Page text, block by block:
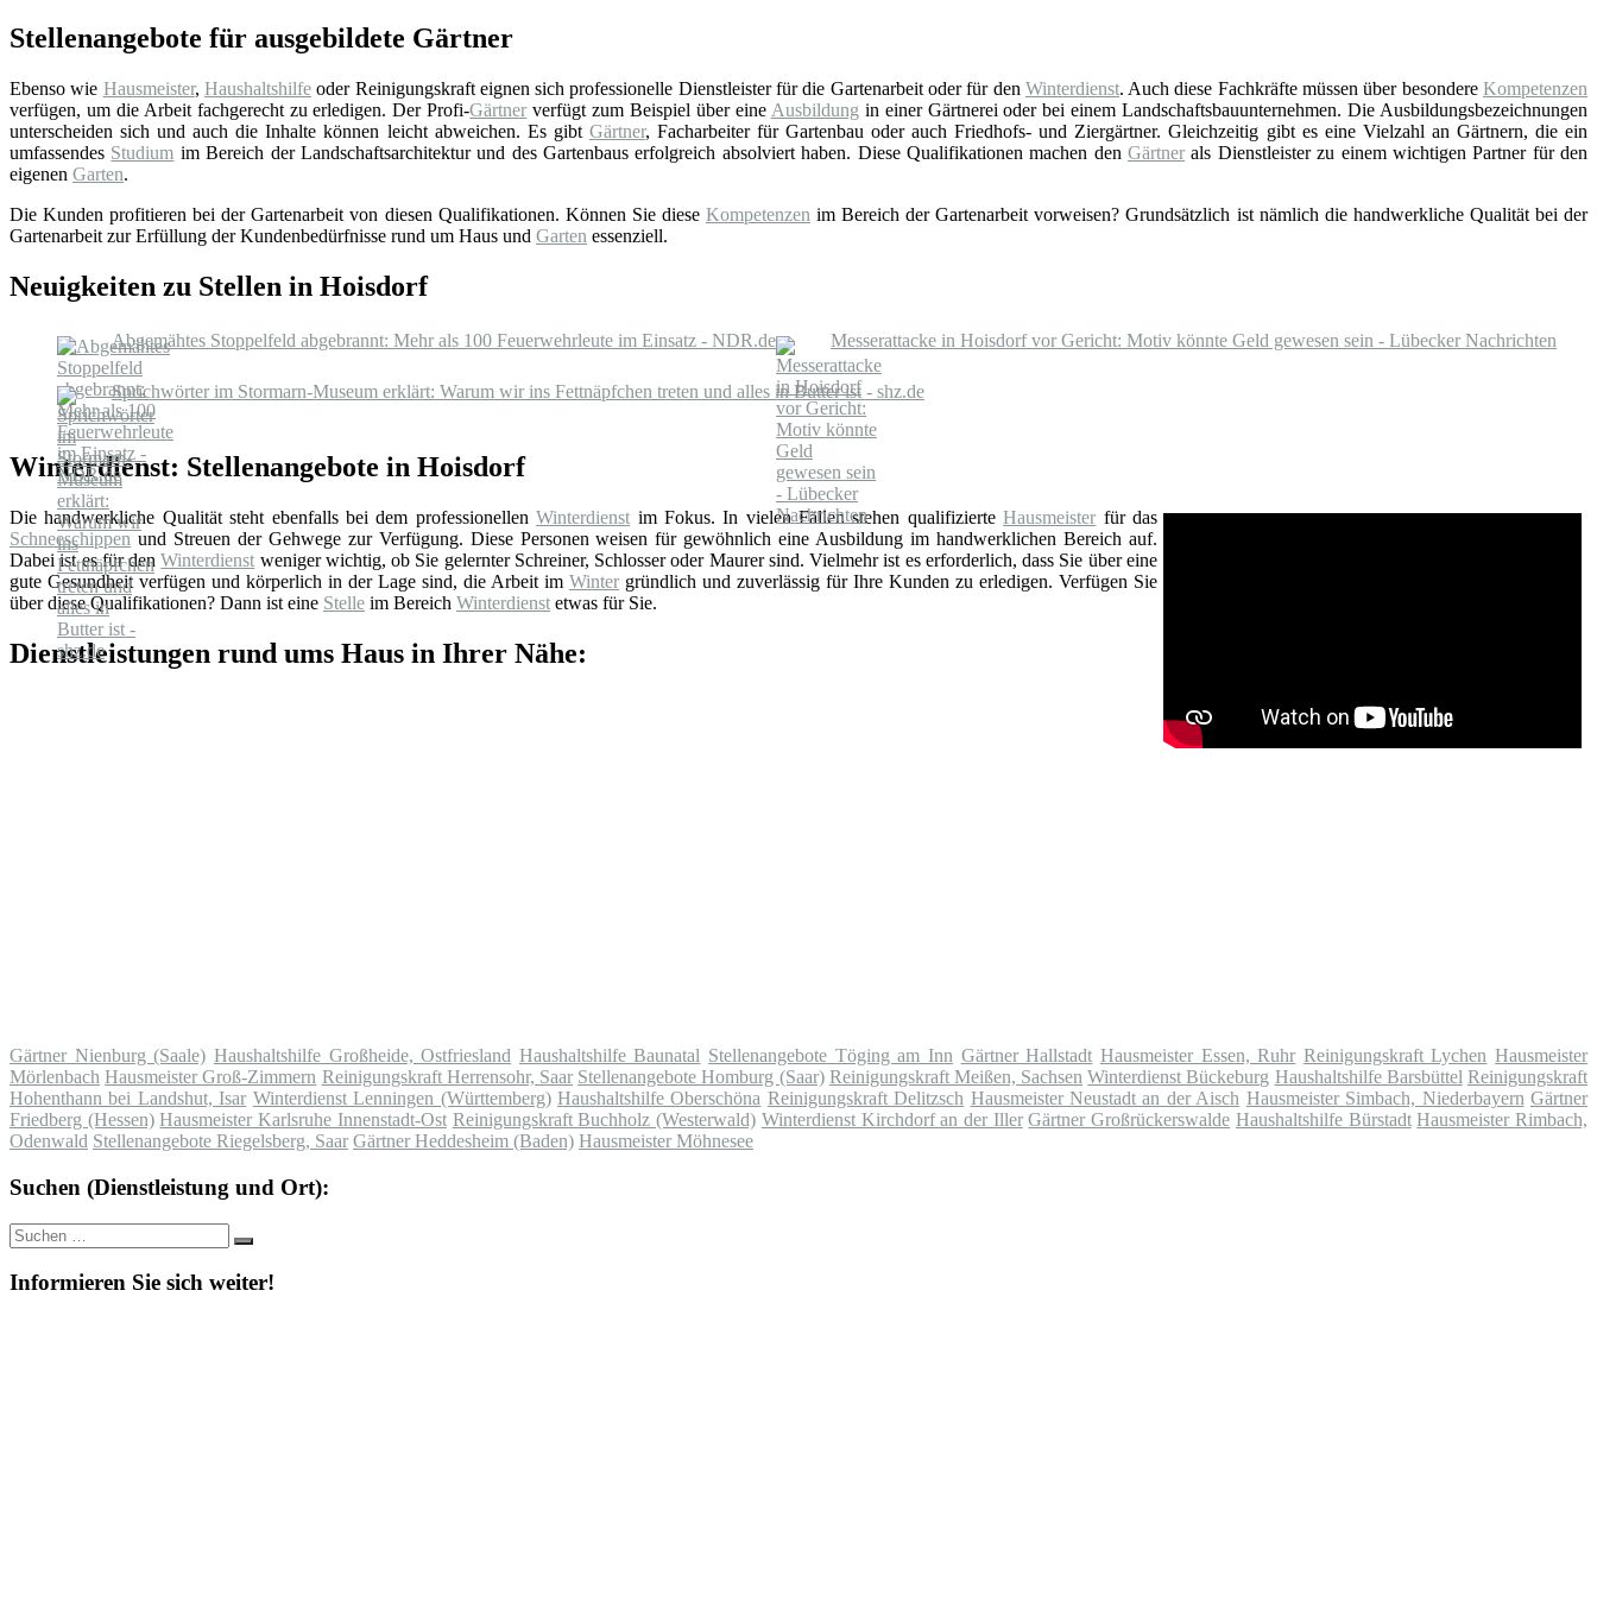
Stellenangebote für ausgebildete Gärtner
Ebenso wie Hausmeister, Haushaltshilfeoder Reinigungskraft eignen sich professionelle Dienstleister für die Gartenarbeit oder für den Winterdienst. Auch diese Fachkräfte müssen über besondereKompetenzen
verfügen, um die Arbeit fachgerecht zu erledigen. Der Profi-Gärtner verfügt zum Beispiel über eine Ausbildung in einer Gärtnerei oder bei einem Landschaftsbauunternehmen. Die Ausbildungsbezeichnungen
unterscheiden sich und auch die Inhalte können leicht abweichen. Es gibt Gärtner, Facharbeiter für Gartenbau oder auch Friedhofs- und Ziergärtner. Gleichzeitig gibt es eine Vielzahl an Gärtnern, die ein
umfassendes Studium im Bereich der Landschaftsarchitektur und des Gartenbaus erfolgreich absolviert haben. Diese Qualifikationen machen den Gärtner als Dienstleister zu einem wichtigen Partner für den
eigenen Garten.
Die Kunden profitieren bei der Gartenarbeit von diesen Qualifikationen. Können Sie diese Kompetenzen im Bereich der Gartenarbeit vorweisen? Grundsätzlich ist nämlich die handwerkliche Qualität bei der
Gartenarbeit zur Erfüllung der Kundenbedürfnisse rund um Haus und Garten essenziell.
Neuigkeiten zu Stellen in Hoisdorf
Abgemähtes Stoppelfeld abgebrannt: Mehr als 100 Feuerwehrleute im Einsatz - NDR.de Messerattacke in Hoisdorf vor Gericht: Motiv könnte Geld gewesen sein - Lübecker Nachrichten
Sprichwörter im Stormarn-Museum erklärt: Warum wir ins Fettnäpfchen treten und alles in Butter ist - shz.de
Winterdienst: Stellenangebote in Hoisdorf
Die handwerkliche Qualität steht ebenfalls bei dem professionellenWinterdienst im Fokus. In vielen Fällen stehen qualifizierteHausmeister für das
Schneeschippen und Streuen der Gehwege zur Verfügung. Diese Personen weisen für gewöhnlich eine Ausbildung im handwerklichen Bereich auf.
Dabei ist es für denWinterdienst weniger wichtig, ob Sie gelernter Schreiner, Schlosser oder Maurer sind. Vielmehr ist es erforderlich, dass Sie über eine
gute Gesundheit verfügen und körperlich in der Lage sind, die Arbeit im Winter gründlich und zuverlässig für Ihre Kunden zu erledigen. Verfügen Sie
über diese Qualifikationen? Dann ist eine Stelle im Bereich Winterdienst etwas für Sie.
Dienstleistungen rund ums Haus in Ihrer Nähe:
Gärtner Nienburg (Saale) Haushaltshilfe Großheide, Ostfriesland Haushaltshilfe Baunatal Stellenangebote Töging am Inn Gärtner Hallstadt Hausmeister Essen, Ruhr Reinigungskraft Lychen Hausmeister
Mörlenbach Hausmeister Groß-Zimmern Reinigungskraft Herrensohr, Saar Stellenangebote Homburg (Saar) Reinigungskraft Meißen, Sachsen Winterdienst Bückeburg Haushaltshilfe Barsbüttel Reinigungskraft
Hohenthann bei Landshut, Isar Winterdienst Lenningen (Württemberg) Haushaltshilfe Oberschöna Reinigungskraft Delitzsch Hausmeister Neustadt an der Aisch Hausmeister Simbach, Niederbayern Gärtner
Friedberg (Hessen) Hausmeister Karlsruhe Innenstadt-Ost Reinigungskraft Buchholz (Westerwald) Winterdienst Kirchdorf an der Iller Gärtner Großrückerswalde Haushaltshilfe Bürstadt Hausmeister Rimbach,
Odenwald Stellenangebote Riegelsberg, Saar Gärtner Heddesheim (Baden) Hausmeister Möhnesee
Suchen (Dienstleistung und Ort):
Suche
nach:
Suchen
Informieren Sie sich weiter!